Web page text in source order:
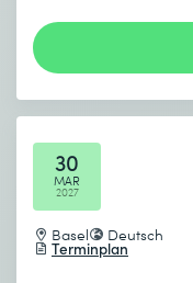
30
MAR
2027
Basel Deutsch
Terminplan